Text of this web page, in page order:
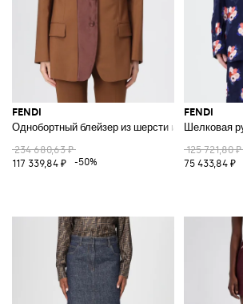
FENDI
Однобортный блейзер из шерсти и мохера
234 680,63 ₽
117 339,84 ₽
-50%
FENDI
Шелковая
125 721,80 ₽
75 433,84 ₽